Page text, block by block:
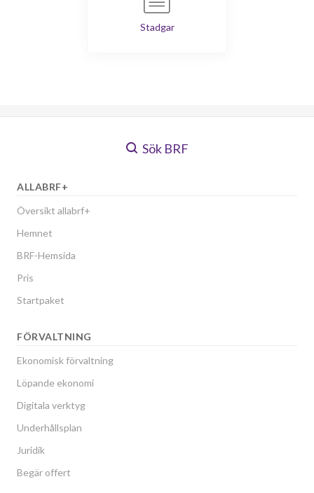
Stadgar
Sök BRF
ALLABRF+
Översikt allabrf+
Hemnet
BRF-Hemsida
Pris
Startpaket
FÖRVALTNING
Ekonomisk förvaltning
Löpande ekonomi
Digitala verktyg
Underhållsplan
Juridik
Begär offert